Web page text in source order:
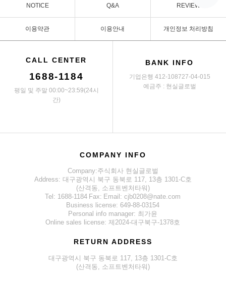
NOTICE Q&A REVIEW
이용약관 이용안내 개인정보 처리방침
CALL CENTER
1688-1184
평일 및 주말 00:00~23:59(24시
간)
BANK INFO
기업은행 412-108727-04-015
예금주 : 현실글로벌
COMPANY INFO
Company:주식회사 현실글로벌
Address: 대구광역시 북구 동북로 117, 13층 1301-C호
(산격동, 소프트벤처타워)
Tel: 1688-1184 Fax: Email: cjb0208@nate.com
Business license: 649-88-03154
Personal info manager: 최가윤
Online sales license: 제2024-대구북구-1378호
RETURN ADDRESS
대구광역시 북구 동북로 117, 13층 1301-C호
(산격동, 소프트벤처타워)